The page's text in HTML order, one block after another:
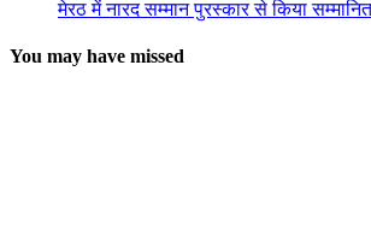
मेरठ में नारद सम्मान पुरस्कार से किया सम्मानित
You may have missed